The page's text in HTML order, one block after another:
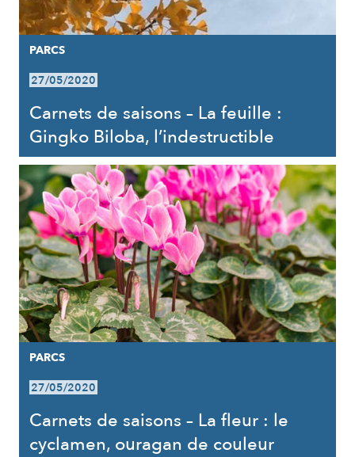
PARCS
27/05/2020
Carnets de saisons – La feuille :
Gingko Biloba, l’indestructible
PARCS
27/05/2020
Carnets de saisons – La fleur : le
cyclamen, ouragan de couleur